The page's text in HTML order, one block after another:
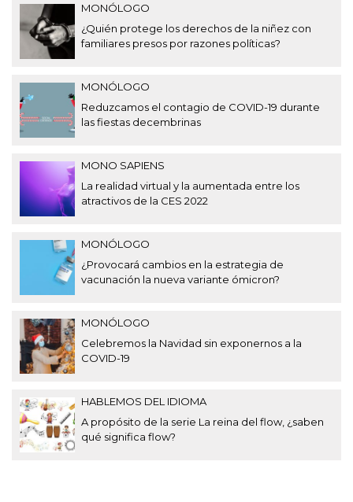
MONÓLOGO
¿Quién protege los derechos de la niñez con
familiares presos por razones políticas?
MONÓLOGO
Reduzcamos el contagio de COVID-19 durante
las fiestas decembrinas
MONO SAPIENS
La realidad virtual y la aumentada entre los
atractivos de la CES 2022
MONÓLOGO
¿Provocará cambios en la estrategia de
vacunación la nueva variante ómicron?
MONÓLOGO
Celebremos la Navidad sin exponernos a la
COVID-19
HABLEMOS DEL IDIOMA
A propósito de la serie La reina del flow, ¿saben
qué significa flow?